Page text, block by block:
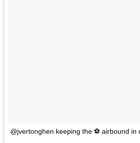
@jvertonghen keeping the ⚽ airbound